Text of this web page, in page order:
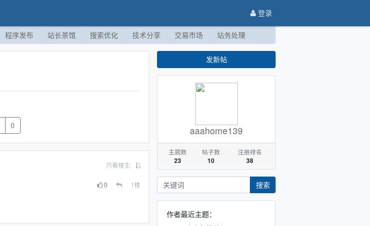
登录
程序发布 站长茶馆 搜索优化 技术分享 交易市场 站务处理
0
只看楼主
0 1楼
发新帖
aaahome139
主题数
23
帖子数
10
注册排名
38
搜索
作者最近主题：